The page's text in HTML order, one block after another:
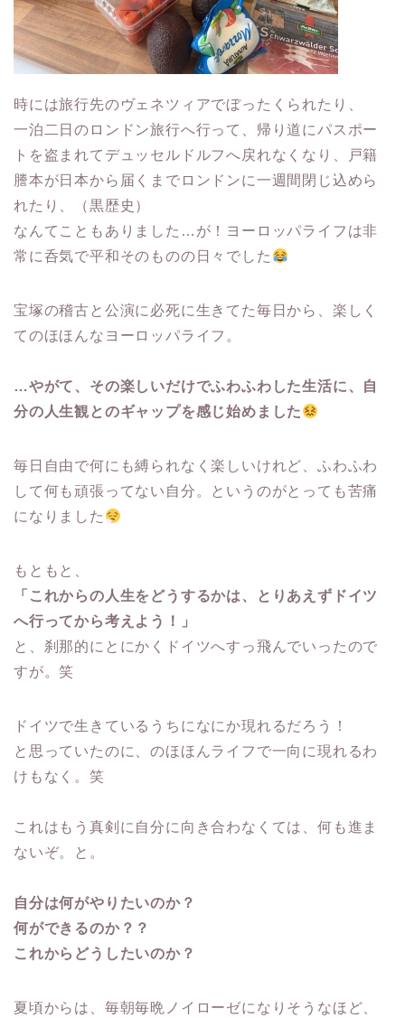
時には旅行先のヴェネツィアでぼったくられたり、
一泊二日のロンドン旅行へ行って、帰り道にパスポー
トを盗まれてデュッセルドルフへ戻れなくなり、戸籍
謄本が日本から届くまでロンドンに一週間閉じ込めら
れたり、（黒歴史）
なんてこともありました…が！ヨーロッパライフは非
常に呑気で平和そのものの日々でした
宝塚の稽古と公演に必死に生きてた毎日から、楽しく
てのほほんなヨーロッパライフ。
…やがて、その楽しいだけでふわふわした生活に、自
分の人生観とのギャップを感じ始めました
毎日自由で何にも縛られなく楽しいけれど、ふわふわ
して何も頑張ってない自分。というのがとっても苦痛
になりました
もともと、
「これからの人生をどうするかは、とりあえずドイツ
へ行ってから考えよう！」
と、刹那的にとにかくドイツへすっ飛んでいったので
すが。笑
ドイツで生きているうちになにか現れるだろう！
と思っていたのに、のほほんライフで一向に現れるわ
けもなく。笑
これはもう真剣に自分に向き合わなくては、何も進ま
ないぞ。と。
自分は何がやりたいのか？
何ができるのか？？
これからどうしたいのか？
夏頃からは、毎朝毎晩ノイローゼになりそうなほど、